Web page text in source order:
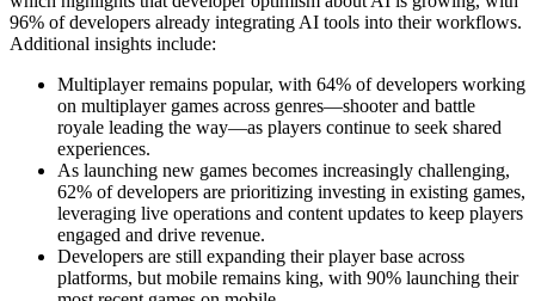
96% of developers already integrating AI tools into their workflows.
Additional insights include:
Multiplayer remains popular, with 64% of developers working
on multiplayer games across genres—shooter and battle
royale leading the way—as players continue to seek shared
experiences.
As launching new games becomes increasingly challenging,
62% of developers are prioritizing investing in existing games,
leveraging live operations and content updates to keep players
engaged and drive revenue.
Developers are still expanding their player base across
platforms, but mobile remains king, with 90% launching their